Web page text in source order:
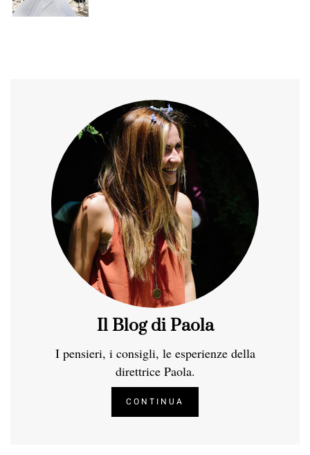
Il Blog di Paola
I pensieri, i consigli, le esperienze della
direttrice Paola.
CONTINUA